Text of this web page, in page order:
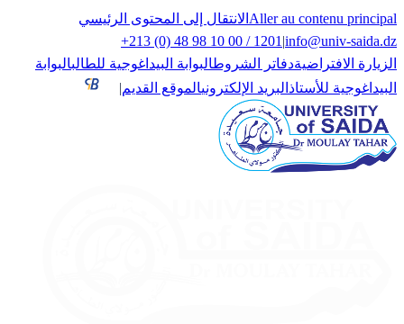
Aller au contenu principal الانتقال إلى المحتوى الرئيسي
info@univ-saida.dz
|
+213 (0) 48 98 10 00 / 1201
الزيارة الافتراضيةدفاتر الشروطالبوابة البيداغوجية للطالبالبوابة
البيداغوجية للأستاذ البريد الإلكترونيالموقع القديم|